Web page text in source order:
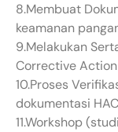
8.Membuat
keamanan
9.Melakukan
Corrective
10.Proses
dokumentasi
11.Workshop